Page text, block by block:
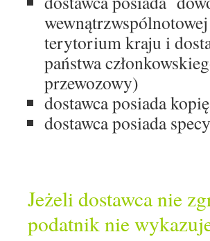
terytorium kraju i
państwa
przewozowy)
dostawca posiada
dostawca posiada
Jeżeli dostawca nie
podatnik nie